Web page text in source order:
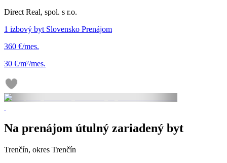
Direct Real, spol. s r.o.
1 izbový byt Slovensko Prenájom
360 €/mes.
30 €/m²/mes.
Na prenájom útulný zariadený byt
Trenčín, okres Trenčín